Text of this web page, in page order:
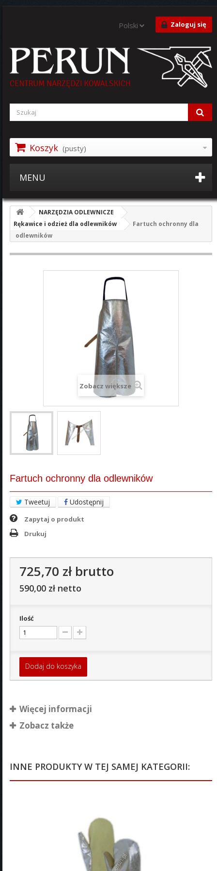
Zaloguj się
Polski
Koszyk (pusty)
MENU
NARZĘDZIA ODLEWNICZE
Rękawice i odzież dla odlewników
Fartuch ochronny dla
odlewników
Zobacz większe
Fartuch ochronny dla odlewników
Tweetuj Udostępnij
Zapytaj o produkt
Drukuj
725,70 złbrutto
590,00 zł netto
Ilość
Dodaj do koszyka
Więcej informacji
Zobacz także
INNE PRODUKTY W TEJ SAMEJ KATEGORII: